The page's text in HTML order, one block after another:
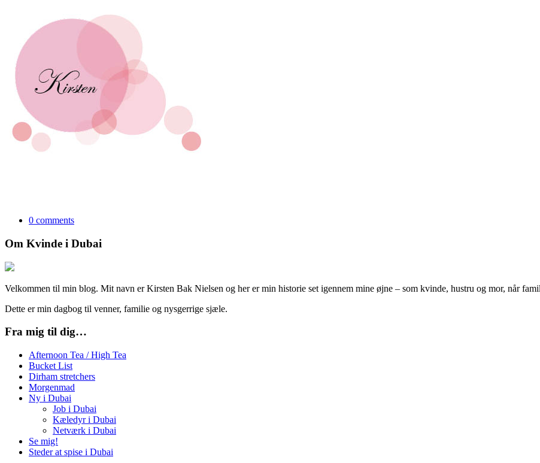
0 comments
Om Kvinde i Dubai
Velkommen til min blog. Mit navn er Kirsten Bak Nielsen og her er min historie set igennem mine øjne – som kvinde, hustru og mor, når
Dette er min dagbog til venner, familie og nysgerrige sjæle.
Fra mig til dig…
Afternoon Tea / High Tea
Bucket List
Dirham stretchers
Morgenmad
Ny i Dubai
Job i Dubai
Kæledyr i Dubai
Netværk i Dubai
Se mig!
Steder at spise i Dubai